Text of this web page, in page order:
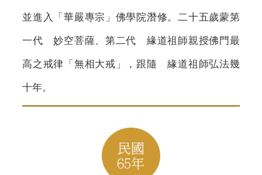
並進入「華嚴專宗」佛學院潛修。二十五歲蒙第
一代 妙空菩薩、第二代 緣道祖師親授佛門最
高之戒律「無相大戒」，跟隨 緣道祖師弘法幾
十年。